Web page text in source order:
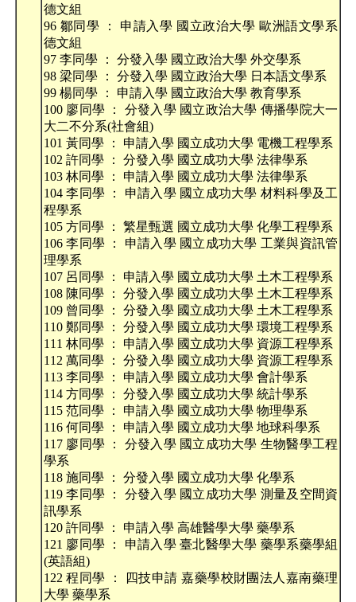
德文組
96 鄒同學 ： 申請入學 國立政治大學 歐洲語文學系
德文組
97 李同學 ： 分發入學 國立政治大學 外交學系
98 梁同學 ： 分發入學 國立政治大學 日本語文學系
99 楊同學 ： 申請入學 國立政治大學 教育學系
100 廖同學 ： 分發入學 國立政治大學 傳播學院大一
大二不分系(社會組)
101 黃同學 ： 申請入學 國立成功大學 電機工程學系
102 許同學 ： 分發入學 國立成功大學 法律學系
103 林同學 ： 申請入學 國立成功大學 法律學系
104 李同學 ： 申請入學 國立成功大學 材料科學及工
程學系
105 方同學 ： 繁星甄選 國立成功大學 化學工程學系
106 李同學 ： 申請入學 國立成功大學 工業與資訊管
理學系
107 呂同學 ： 申請入學 國立成功大學 土木工程學系
108 陳同學 ： 分發入學 國立成功大學 土木工程學系
109 曾同學 ： 分發入學 國立成功大學 土木工程學系
110 鄭同學 ： 分發入學 國立成功大學 環境工程學系
111 林同學 ： 申請入學 國立成功大學 資源工程學系
112 萬同學 ： 分發入學 國立成功大學 資源工程學系
113 李同學 ： 申請入學 國立成功大學 會計學系
114 方同學 ： 分發入學 國立成功大學 統計學系
115 范同學 ： 申請入學 國立成功大學 物理學系
116 何同學 ： 申請入學 國立成功大學 地球科學系
117 廖同學 ： 分發入學 國立成功大學 生物醫學工程
學系
118 施同學 ： 分發入學 國立成功大學 化學系
119 李同學 ： 分發入學 國立成功大學 測量及空間資
訊學系
120 許同學 ： 申請入學 高雄醫學大學 藥學系
121 廖同學 ： 申請入學 臺北醫學大學 藥學系藥學組
(英語組)
122 程同學 ： 四技申請 嘉藥學校財團法人嘉南藥理
大學 藥學系